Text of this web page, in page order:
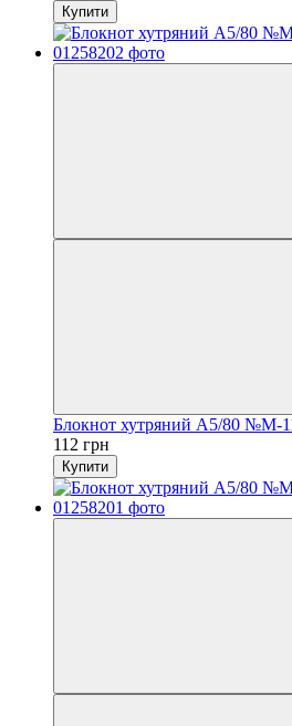
Купити
Блокнот хутряний А5/80 №М-
112 грн
Купити